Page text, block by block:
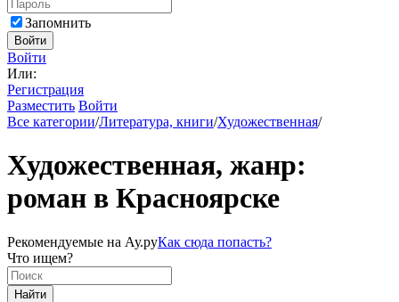
Запомнить
Войти
Войти
Или:
Регистрация
Разместить Войти
Все категории/Литература, книги/Художественная/
Художественная, жанр:
роман в Красноярске
Рекомендуемые на Ау.руКак сюда попасть?
Что ищем?
Найти